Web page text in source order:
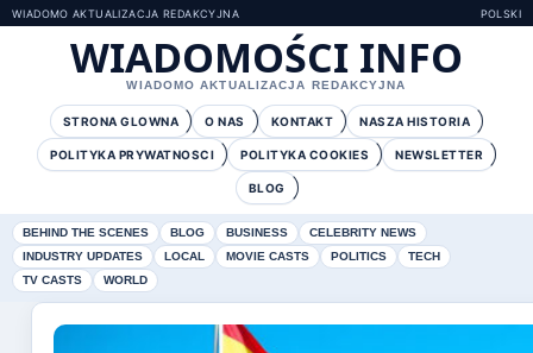
WIADOMO AKTUALIZACJA REDAKCYJNA POLSKI
WIADOMOŚCI INFO
WIADOMO AKTUALIZACJA REDAKCYJNA
STRONA GLOWNA O NAS KONTAKT NASZA HISTORIA
POLITYKA PRYWATNOSCI POLITYKA COOKIES NEWSLETTER
BLOG
BEHIND THE SCENES BLOG BUSINESS
CELEBRITY NEWS
INDUSTRY UPDATES
LOCAL MOVIE CASTS POLITICS
TECH
TV CASTS
WORLD